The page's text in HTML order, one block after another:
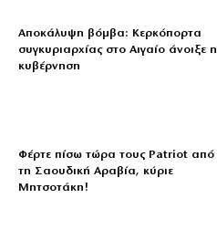
Αποκάλυψη βόμβα: Κερκόπορτα
συγκυριαρχίας στο Αιγαίο άνοιξε η
κυβέρνηση
Φέρτε πίσω τώρα τους Patriot από
τη Σαουδική Αραβία, κύριε
Μητσοτάκη!